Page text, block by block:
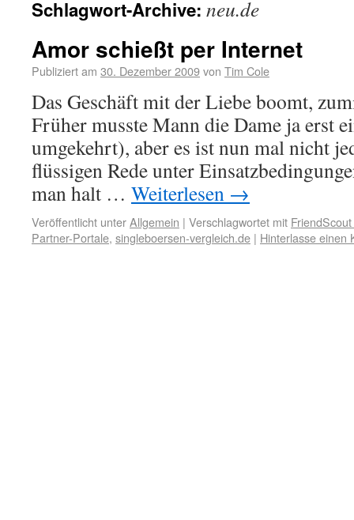
Schlagwort-Archive: neu.de
Amor schießt per Internet
Publiziert am 30. Dezember 2009von Tim Cole
Das Geschäft mit der Liebe boomt,
Früher musste Mann die Dame ja erst
umgekehrt), aber es ist nun mal nicht
flüssigen Rede unter
man halt … Weiterlesen →
Veröffentlicht unterAllgemein | Verschlagwortet mit
Partner-Portale, singleboersen-vergleich.de | Hinterlasse einen